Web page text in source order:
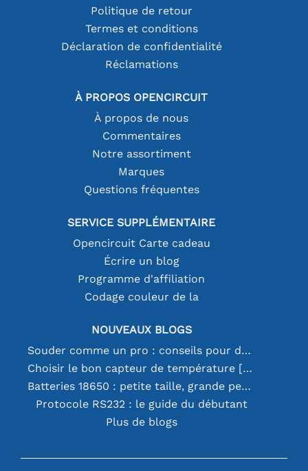
Politique de retour
Termes et conditions
Déclaration de confidentialité
Réclamations
À PROPOS OPENCIRCUIT
À propos de nous
Commentaires
Notre assortiment
Marques
Questions fréquentes
SERVICE SUPPLÉMENTAIRE
Opencircuit Carte cadeau
Écrire un blog
Programme d'affiliation
Codage couleur de la
NOUVEAUX BLOGS
Souder comme un pro : conseils pour des connexions électroniques parfaites
Choisir le bon capteur de température [youtube]
Batteries 18650 : petite taille, grande performance
Protocole RS232 : le guide du débutant
Plus de blogs